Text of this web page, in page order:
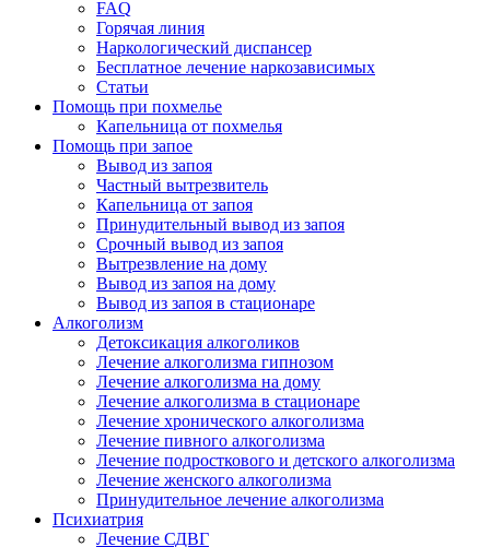
FAQ
Горячая линия
Наркологический диспансер
Бесплатное лечение наркозависимых
Статьи
Помощь при похмелье
Капельница от похмелья
Помощь при запое
Вывод из запоя
Частный вытрезвитель
Капельница от запоя
Принудительный вывод из запоя
Срочный вывод из запоя
Вытрезвление на дому
Вывод из запоя на дому
Вывод из запоя в стационаре
Алкоголизм
Детоксикация алкоголиков
Лечение алкоголизма гипнозом
Лечение алкоголизма на дому
Лечение алкоголизма в стационаре
Лечение хронического алкоголизма
Лечение пивного алкоголизма
Лечение подросткового и детского алкоголизма
Лечение женского алкоголизма
Принудительное лечение алкоголизма
Психиатрия
Лечение СДВГ